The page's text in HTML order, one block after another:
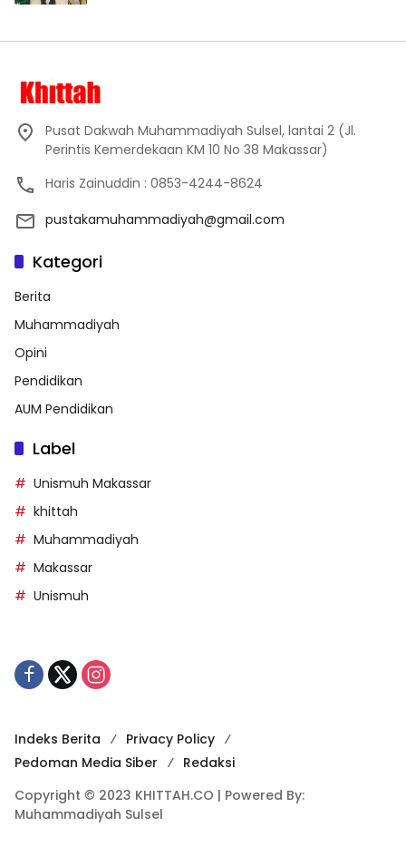
Pusat Dakwah Muhammadiyah Sulsel, lantai 2 (Jl.
Perintis Kemerdekaan KM 10 No 38 Makassar)
Haris Zainuddin : 0853-4244-8624
pustakamuhammadiyah@gmail.com
Kategori
Berita
Muhammadiyah
Opini
Pendidikan
AUM Pendidikan
Label
Unismuh Makassar
khittah
Muhammadiyah
Makassar
Unismuh
Indeks Berita
Privacy Policy
Pedoman Media Siber
Redaksi
Copyright © 2023 KHITTAH.CO | Powered By:
Muhammadiyah Sulsel